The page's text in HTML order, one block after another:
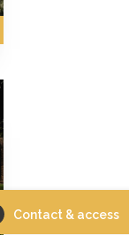
Contact & access